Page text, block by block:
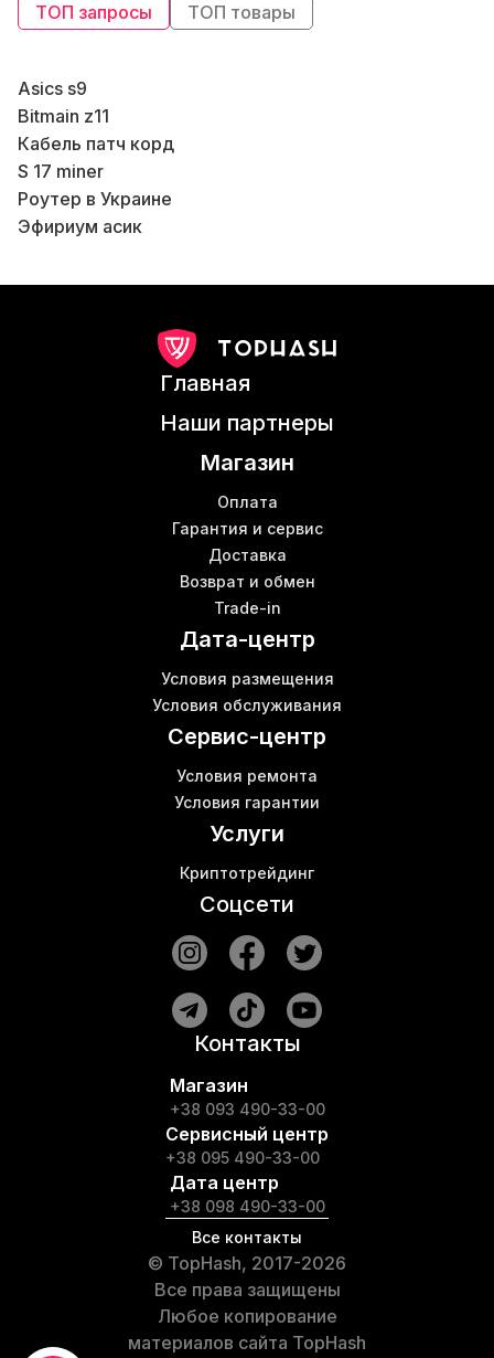
ТОП запросы ТОП товары
Asics s9
Bitmain z11
Кабель патч корд
S 17 miner
Роутер в Украине
Эфириум асик
Asic чип
Машинка для майнинга
Майнер т2т цена
Майнер s19 цена
Fusionsilicon miner
Купить асик в Украине
Криптовалютные фермы
Дата центр для майнинга
Asic майнер купить
Аренда облачного майнинга
Машина для майнинга
Главная
Наши партнеры
Магазин
Оплата
Гарантия и сервис
Доставка
Возврат и обмен
Trade-in
Дата-центр
Условия размещения
Условия обслуживания
Сервис-центр
Условия ремонта
Условия гарантии
Услуги
Криптотрейдинг
Соцсети
Контакты
Магазин
+38 093 490-33-00
Сервисный центр
+38 095 490-33-00
Дата центр
+38 098 490-33-00
Все контакты
© TopHash, 2017-2026
Все права защищены
Любое копирование
материалов сайта TopHash